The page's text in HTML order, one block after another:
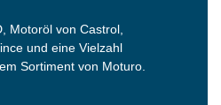
Motoröl von Castrol,
und eine Vielzahl
Sortiment von Moturo.